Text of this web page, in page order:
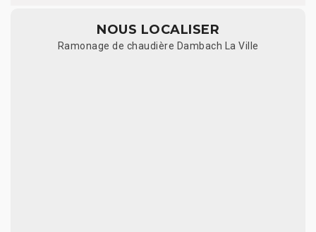
NOUS LOCALISER
Ramonage de chaudière Dambach La Ville